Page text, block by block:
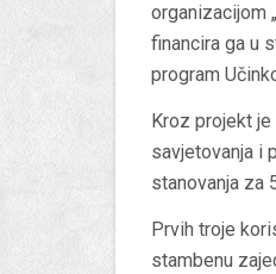
organizacijom
financira ga u
program
Kroz projekt
savjetovanja i
stanovanja za
Prvih troje
stambenu